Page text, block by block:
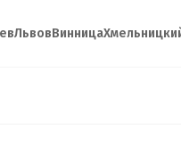
ЛьвовВинница